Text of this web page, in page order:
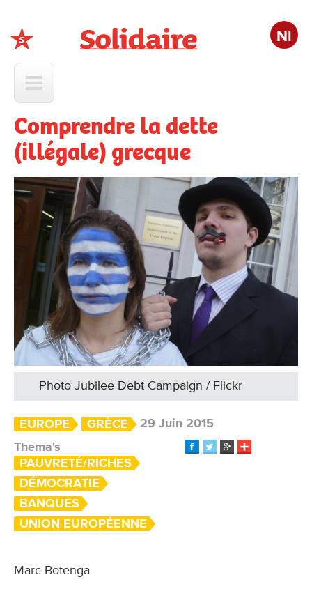
Nl
Comprendre la dette
(illégale) grecque
Photo Jubilee Debt Campaign / Flickr
EUROPE GRÈCE
29 Juin 2015
Thema's
PAUVRETÉ/RICHES
DÉMOCRATIE
BANQUES
UNION EUROPÉENNE
Marc Botenga